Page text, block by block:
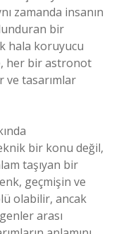
zamanda insanın
bir
hala koruyucu
her bir astronot
ve tasarımlar
bir konu değil,
taşıyan bir
geçmişin ve
olabilir, ancak
arası